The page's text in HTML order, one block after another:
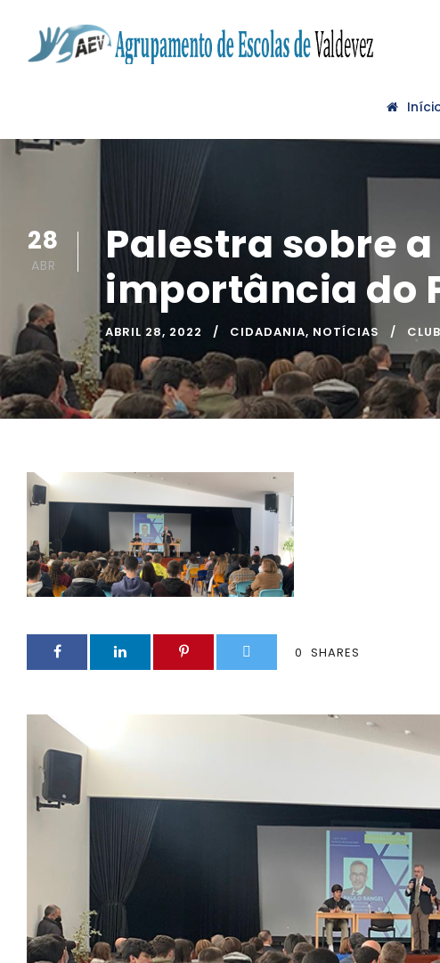
28
ABR
Palestra sobre
importância do
ABRIL 28, 2022 CIDADANIA, NOTÍCIAS
0 SHARES